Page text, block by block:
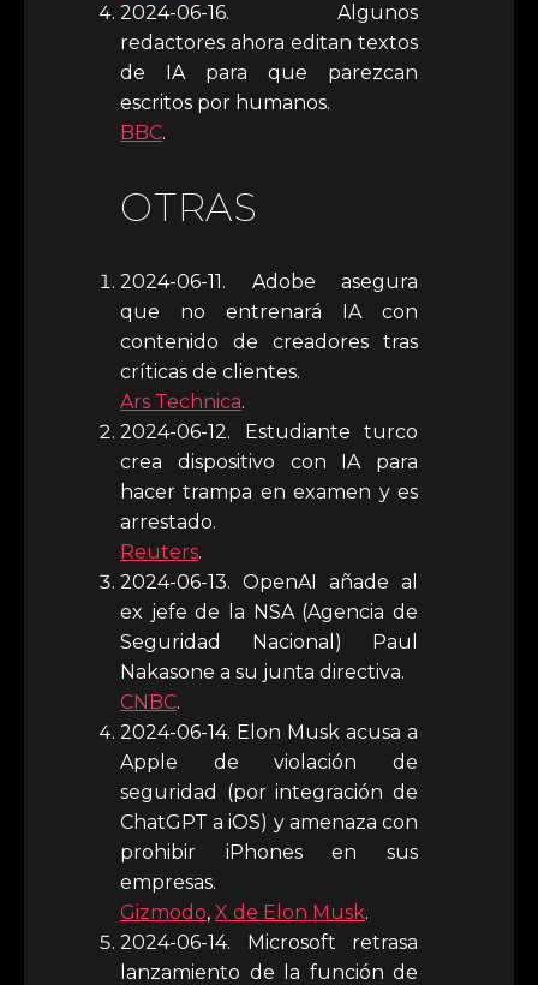
2024-06-16. Algunos
redactores ahora editan textos
de IA para que parezcan
escritos por humanos.
BBC.
OTRAS
2024-06-11. Adobe asegura
que no entrenará IA con
contenido de creadores tras
críticas de clientes.
Ars Technica.
2024-06-12. Estudiante turco
crea dispositivo con IA para
hacer trampa en examen y es
arrestado.
Reuters.
2024-06-13. OpenAI añade al
ex jefe de la NSA (Agencia de
Seguridad Nacional) Paul
Nakasone a su junta directiva.
CNBC.
2024-06-14. Elon Musk acusa a
Apple de violación de
seguridad (por integración de
ChatGPT a iOS) y amenaza con
prohibir iPhones en sus
empresas.
Gizmodo, X de Elon Musk.
2024-06-14. Microsoft retrasa
lanzamiento de la función de